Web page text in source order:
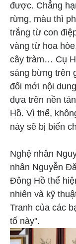
được. Chẳng
rừng, màu thì
trắng từ con
vàng từ hoa
cây tràm… Cụ
sáng bừng trên
đổi mới nội
dựa trên nền
Hồ. Vì thế,
này sẽ bị biến
Nghệ nhân
nhân Nguyễn
Đông Hồ thể
nhiên và kỹ
Tranh của các
tố này".